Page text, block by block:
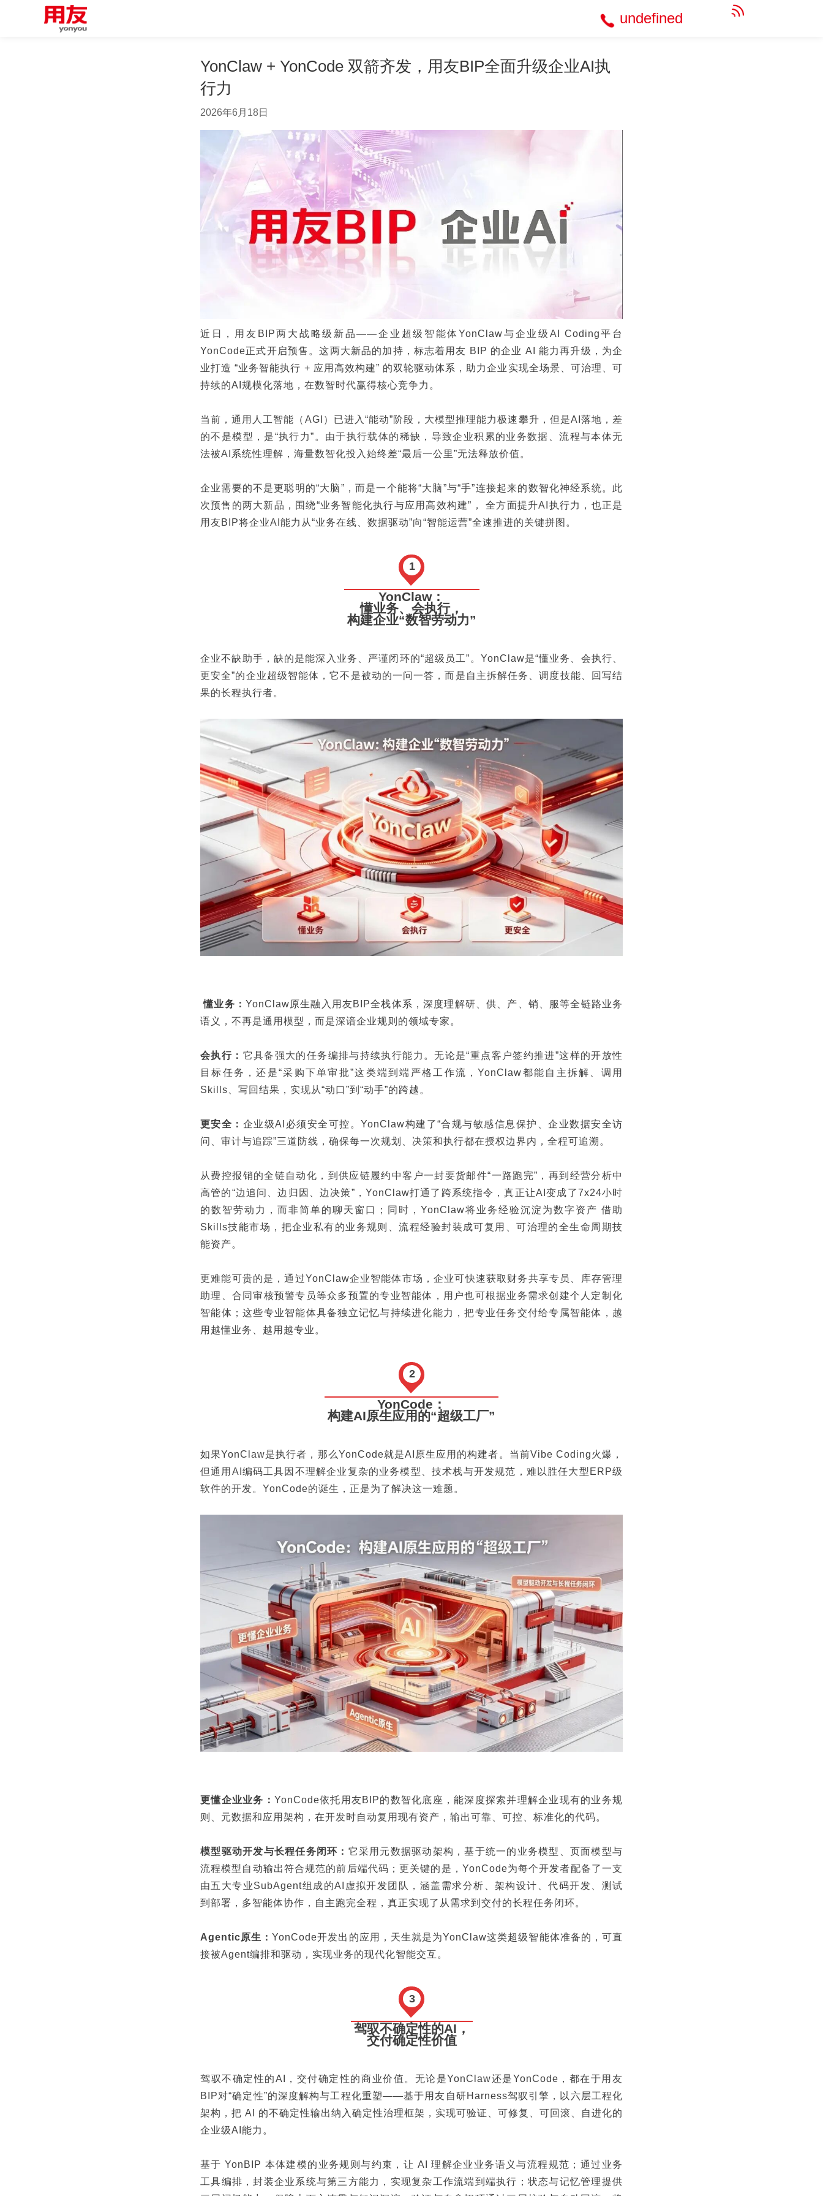
undefined
YonClaw + YonCode 双箭齐发，用友BIP全面升级企业AI执
行力
2026年6月18日
近日，用友BIP两大战略级新品——企业超级智能体YonClaw与企业级AI Coding平台
YonCode正式开启预售。这两大新品的加持，标志着用友 BIP 的企业 AI 能力再升级，为企
业打造 “业务智能执行 + 应用高效构建” 的双轮驱动体系，助力企业实现全场景、可治理、可
持续的AI规模化落地，在数智时代赢得核心竞争力。
当前，通用人工智能（AGI）已进入“能动”阶段，大模型推理能力极速攀升，但是AI落地，差
的不是模型，是“执行力”。由于执行载体的稀缺，导致企业积累的业务数据、流程与本体无
法被AI系统性理解，海量数智化投入始终差“最后一公里”无法释放价值。
企业需要的不是更聪明的“大脑”，而是一个能将“大脑”与“手”连接起来的数智化神经系统。此
次预售的两大新品，围绕“业务智能化执行与应用高效构建”， 全方面提升AI执行力，也正是
用友BIP将企业AI能力从“业务在线、数据驱动”向“智能运营”全速推进的关键拼图。
1
YonClaw：
懂业务、会执行，
构建企业“数智劳动力”
企业不缺助手，缺的是能深入业务、严谨闭环的“超级员工”。YonClaw是“懂业务、会执行、
更安全”的企业超级智能体，它不是被动的一问一答，而是自主拆解任务、调度技能、回写结
果的长程执行者。
懂业务： YonClaw原生融入用友BIP全栈体系，深度理解研、供、产、销、服等全链路业务
语义，不再是通用模型，而是深谙企业规则的领域专家。
会执行： 它具备强大的任务编排与持续执行能力。无论是“重点客户签约推进”这样的开放性
目标任务，还是“采购下单审批”这类端到端严格工作流，YonClaw都能自主拆解、调用
Skills、写回结果，实现从“动口”到“动手”的跨越。
更安全： 企业级AI必须安全可控。YonClaw构建了“合规与敏感信息保护、企业数据安全访
问、审计与追踪”三道防线，确保每一次规划、决策和执行都在授权边界内，全程可追溯。
从费控报销的全链自动化，到供应链履约中客户一封要货邮件“一路跑完”，再到经营分析中
高管的“边追问、边归因、边决策”，YonClaw打通了跨系统指令，真正让AI变成了7x24小时
的数智劳动力，而非简单的聊天窗口；同时，YonClaw将业务经验沉淀为数字资产 借助
Skills技能市场，把企业私有的业务规则、流程经验封装成可复用、可治理的全生命周期技
能资产。
更难能可贵的是，通过YonClaw企业智能体市场，企业可快速获取财务共享专员、库存管理
助理、合同审核预警专员等众多预置的专业智能体，用户也可根据业务需求创建个人定制化
智能体；这些专业智能体具备独立记忆与持续进化能力，把专业任务交付给专属智能体，越
用越懂业务、越用越专业。
2
YonCode：
构建AI原生应用的“超级工厂”
如果YonClaw是执行者，那么YonCode就是AI原生应用的构建者。当前Vibe Coding火爆，
但通用AI编码工具因不理解企业复杂的业务模型、技术栈与开发规范，难以胜任大型ERP级
软件的开发。YonCode的诞生，正是为了解决这一难题。
更懂企业业务： YonCode依托用友BIP的数智化底座，能深度探索并理解企业现有的业务规
则、元数据和应用架构，在开发时自动复用现有资产，输出可靠、可控、标准化的代码。
模型驱动开发与长程任务闭环： 它采用元数据驱动架构，基于统一的业务模型、页面模型与
流程模型自动输出符合规范的前后端代码；更关键的是，YonCode为每个开发者配备了一支
由五大专业SubAgent组成的AI虚拟开发团队，涵盖需求分析、架构设计、代码开发、测试
到部署，多智能体协作，自主跑完全程，真正实现了从需求到交付的长程任务闭环。
Agentic原生：YonCode开发出的应用，天生就是为YonClaw这类超级智能体准备的，可直
接被Agent编排和驱动，实现业务的现代化智能交互。
3
驾驭不确定性的AI，
交付确定性价值
驾驭不确定性的AI，交付确定性的商业价值。无论是YonClaw还是YonCode，都在于用友
BIP对“确定性”的深度解构与工程化重塑——基于用友自研Harness驾驭引擎，以六层工程化
架构，把 AI 的不确定性输出纳入确定性治理框架，实现可验证、可修复、可回滚、自进化的
企业级AI能力。
基于 YonBIP 本体建模的业务规则与约束，让 AI 理解企业业务语义与流程规范；通过业务
工具编排，封装企业系统与第三方能力，实现复杂工作流端到端执行；状态与记忆管理提供